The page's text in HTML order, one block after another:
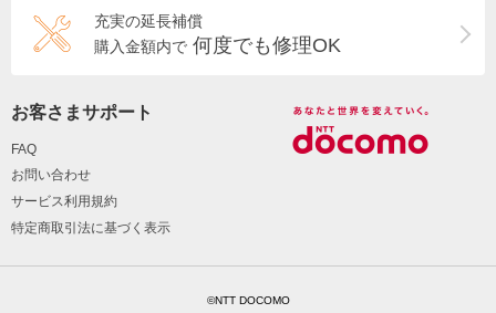
充実の延長補償
購入金額内で 何度でも修理OK
お客さまサポート
FAQ
お問い合わせ
サービス利用規約
特定商取引法に基づく表示
©NTT DOCOMO